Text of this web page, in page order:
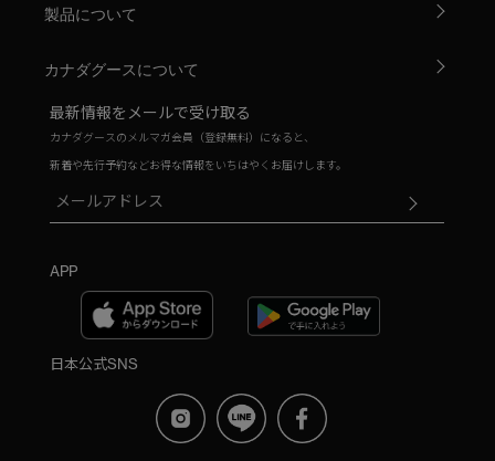
製品について
カナダグースについて
最新情報をメールで受け取る
カナダグースのメルマガ会員（登録無料）になると、
新着や先行予約などお得な情報をいちはやくお届けします。
APP
日本公式SNS